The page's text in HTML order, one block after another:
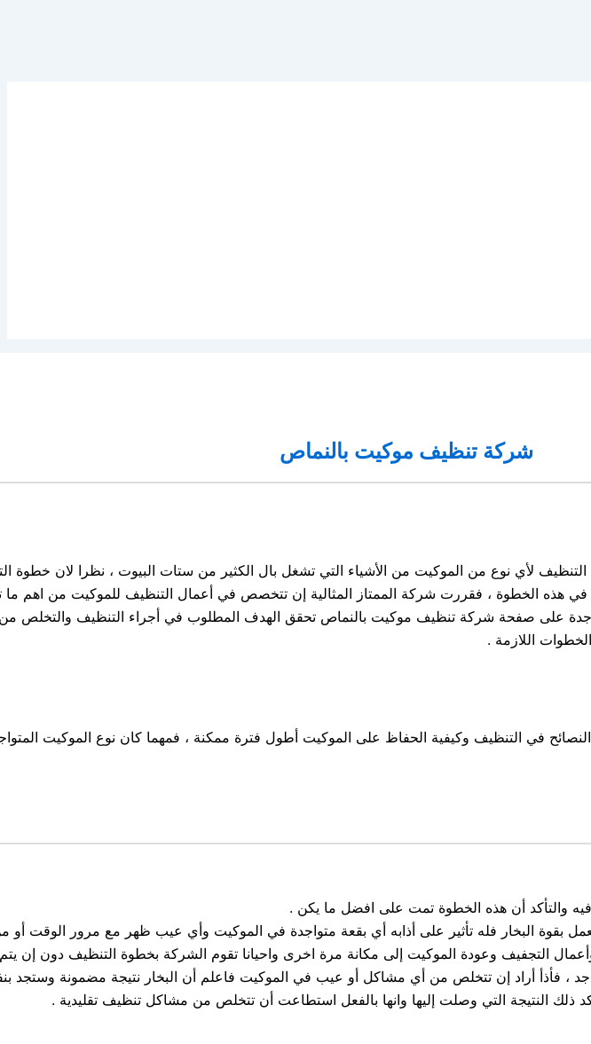
شركة تنظيف موكيت بالنماص
لأي نوع من الموكيت من الأشياء التي تشغل بال الكثير من ستات البيوت ، نظرا لان خطوة
هذه الخطوة ، فقررت شركة الممتاز المثالية إن تتخصص في أعمال التنظيف للموكيت من اهم ما
على صفحة شركة تنظيف موكيت بالنماص تحقق الهدف المطلوب في أجراء التنظيف والتخلص
اللازمة .
في التنظيف وكيفية الحفاظ على الموكيت أطول فترة ممكنة ، فمهما كان نوع الموكيت
فيه والتأكد أن هذه الخطوة تمت على افضل ما يكن .
بقوة البخار فله تأثير على أذابه أي بقعة متواجدة في الموكيت وأي عيب ظهر مع مرور الوقت
، فأذأ أراد إن تتخلص من أي مشاكل أو عيب في الموكيت فاعلم أن البخار نتيجة مضمونة وستجد
النتيجة التي وصلت إليها وانها بالفعل استطاعت أن تتخلص من مشاكل تنظيف تقليدية .